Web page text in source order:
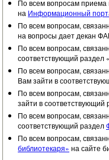
По всем вопросам приема
на Информационный
По всем вопросам,
на вопросы дает декан
По всем вопросам,
соответствующий раздел
По всем вопросам,
Вам зайти в
По всем вопросам,
зайти в
По всем вопросам,
соответствующий раздел
По всем вопросам,
библиотекаря» на сайте